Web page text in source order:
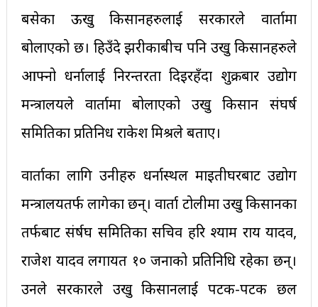
बसेका ऊखु किसानहरुलाई सरकारले वार्तामा
बोलाएको छ। हिउँदे झरीकाबीच पनि उखु किसानहरुले
आफ्नो धर्नालाई निरन्तरता दिइरहँदा शुक्रबार उद्योग
मन्त्रालयले वार्तामा बोलाएको उखु किसान संघर्ष
समितिका प्रतिनिध राकेश मिश्रले बताए।
वार्ताका लागि उनीहरु धर्नास्थल माइतीघरबाट उद्योग
मन्त्रालयतर्फ लागेका छन्। वार्ता टोलीमा उखु किसानका
तर्फबाट संर्षघ समितिका सचिव हरि श्‍याम राय यादव,
राजेश यादव लगायत १० जनाको प्रतिनिधि रहेका छन्।
उनले सरकारले उखु किसानलाई पटक-पटक छल